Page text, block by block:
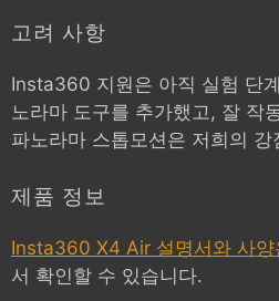
고려 사항
Insta360 지원은 아직 실험 단
노라마 도구를 추가했고, 잘 작
파노라마 스톱모션은 저희의 강
제품 정보
Insta360 X4 Air 설명서와 사양
서 확인할 수 있습니다.